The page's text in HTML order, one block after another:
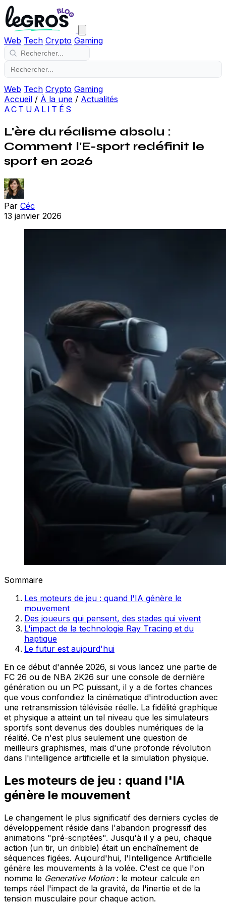
Web Tech Crypto Gaming
Web Tech Crypto Gaming
Accueil / À la une / Actualités
ACTUALITÉS
L'ère du réalisme absolu :
Comment l'E-sport redéfinit le
sport en 2026
Par Céc
13 janvier 2026
Sommaire
Les moteurs de jeu : quand l'IA génère le
mouvement
Des joueurs qui pensent, des stades qui vivent
L'impact de la technologie Ray Tracing et du
haptique
Le futur est aujourd'hui
En ce début d'année 2026, si vous lancez une partie de
FC 26 ou de NBA 2K26 sur une console de dernière
génération ou un PC puissant, il y a de fortes chances
que vous confondiez la cinématique d'introduction avec
une retransmission télévisée réelle. La fidélité graphique
et physique a atteint un tel niveau que les simulateurs
sportifs sont devenus des doubles numériques de la
réalité. Ce n'est plus seulement une question de
meilleurs graphismes, mais d'une profonde révolution
dans l'intelligence artificielle et la simulation physique.
Les moteurs de jeu : quand l'IA
génère le mouvement
Le changement le plus significatif des derniers cycles de
développement réside dans l'abandon progressif des
animations "pré-scriptées". Jusqu'à il y a peu, chaque
action (un tir, un dribble) était un enchaînement de
séquences figées. Aujourd'hui, l'Intelligence Artificielle
génère les mouvements à la volée. C'est ce que l'on
nomme le Generative Motion: le moteur calcule en
temps réel l'impact de la gravité, de l'inertie et de la
tension musculaire pour chaque action.